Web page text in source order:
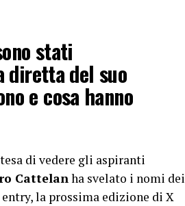
stati
diretta del suo
e cosa hanno
di vedere gli aspiranti
Cattelanha svelato i nomi dei
la prossima edizione di X